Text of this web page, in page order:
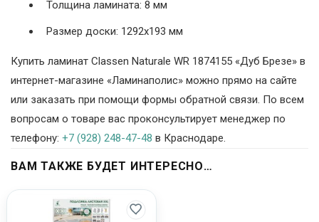
Толщина ламината: 8 мм
Размер доски: 1292х193 мм
Купить ламинат Classen Naturale WR 1874155 «Дуб Брезе» в
интернет-магазине «Ламинаполис» можно прямо на сайте
или заказать при помощи формы обратной связи. По всем
вопросам о товаре вас проконсультирует менеджер по
телефону: +7 (928) 248-47-48 в Краснодаре.
ВАМ ТАКЖЕ БУДЕТ ИНТЕРЕСНО…